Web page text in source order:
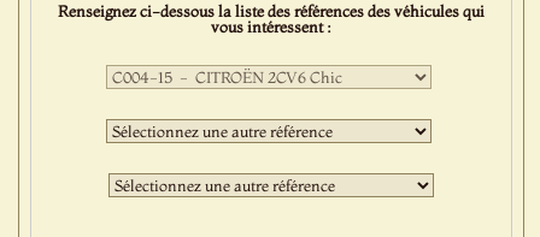
Renseignez ci-dessous la liste des références des véhicules qui
vous intéressent :
Première
sélection
:Deuxième
sélection
:Troisième
sélection